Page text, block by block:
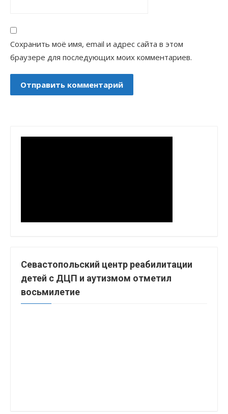
Сохранить моё имя, email и адрес сайта в этом
браузере для последующих моих комментариев.
Севастопольский центр реабилитации
детей с ДЦП и аутизмом отметил
восьмилетие